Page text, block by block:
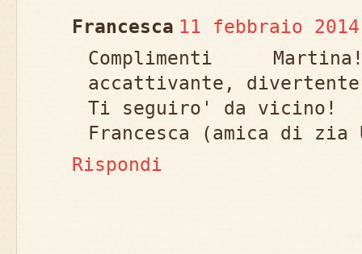
Francesca 11 febbraio
Complimenti
accattivante,
Ti seguiro' da vicino!
Francesca (amica di zia
Rispondi